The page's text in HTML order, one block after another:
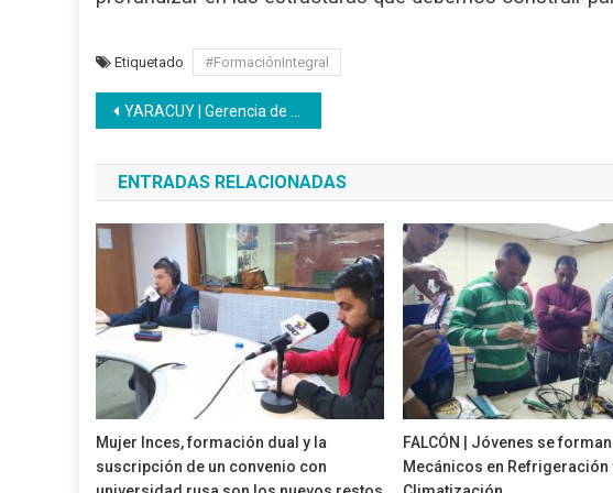
Etiquetado #FormaciónIntegral
Navegación
de
entradas
YARACUY | Gerencia de Encadenamiento Productivo visita sede regional del Inces
ENTRADAS RELACIONADAS
Mujer Inces, formación dual y la
suscripción de un convenio con
FALCÓN | Jóvenes se
Mecánicos en Refrigeración